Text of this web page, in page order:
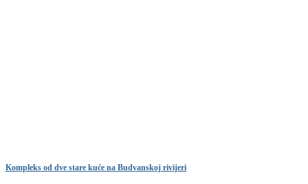
Kompleks od dve stare kuće na Budvanskoj rivijeri